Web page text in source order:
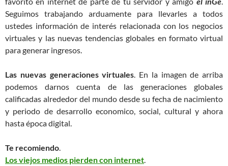
Seguimos trabajando arduamente para llevarles a todos
ustedes información de interés relacionada con los negocios
virtuales y las nuevas tendencias globales en formato virtual
para generar ingresos.
Las nuevas generaciones virtuales . En la imagen de arriba
podemos darnos cuenta de las generaciones globales
calificadas alrededor del mundo desde su fecha de nacimiento
y periodo de desarrollo economico, social, cultural y ahora
hasta época digital.
Te recomiendo
Los viejos medios pierden con internet